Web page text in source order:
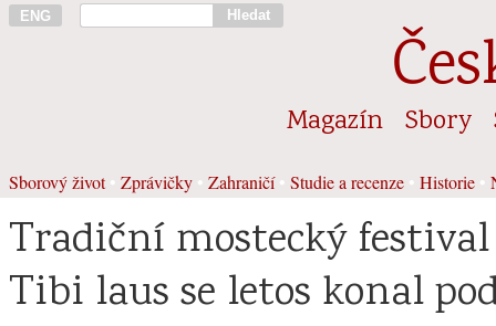
ENG Hledat
Magazín Sbory
Sborový život• Zprávičky Zahraničí• Studie a recenze Historie
Tradiční mostecký
Tibi laus se letos konal